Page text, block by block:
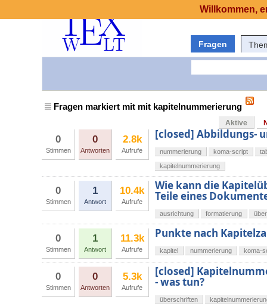
Fragen
Fragen markiert mit mit kapitelnummerierung
Aktive
0
Stimmen
0
Antworten
2.8k
Aufrufe
[closed] Abbildungs-
nummerierung koma-script
kapitelnummerierung
0
Stimmen
1
Antwort
10.4k
Aufrufe
Wie kann die
Teile eines
ausrichtung formatierung
0
Stimmen
1
Antwort
11.3k
Aufrufe
Punkte nach
kapitel nummerierung koma-
0
Stimmen
0
Antworten
5.3k
Aufrufe
[closed]
- was tun?
überschriften
Willkommen,